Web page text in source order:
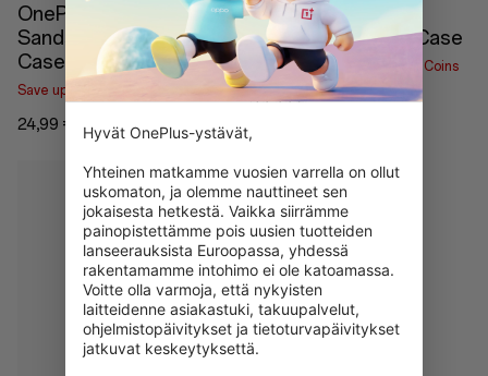
OnePlus 15R
Sandstone Magnetic
Case
Save up to 1,25 € With RedCoins
24,99 €
OnePlus 15 Hole-
Pattern Magnetic Case
Save up to 2,00 € With RedCoins
39,99 €
Loppu varastosta
Hyvät OnePlus-ystävät,
Yhteinen matkamme vuosien varrella on ollut
uskomaton, ja olemme nauttineet sen
jokaisesta hetkestä. Vaikka siirrämme
painopistettämme pois uusien tuotteiden
lanseerauksista Euroopassa, yhdessä
rakentamamme intohimo ei ole katoamassa.
Voitte olla varmoja, että nykyisten
laitteidenne asiakastuki, takuupalvelut,
ohjelmistopäivitykset ja tietoturvapäivitykset
jatkuvat keskeytyksettä.